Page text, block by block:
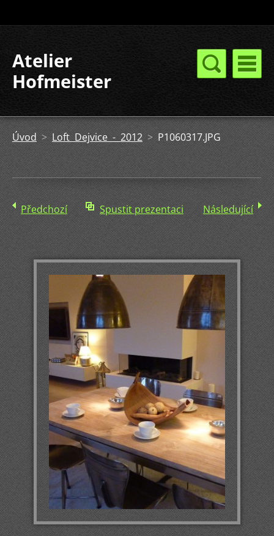
Atelier
Hofmeister
Úvod > Loft Dejvice - 2012 >P1060317.JPG
Předchozí Spustit prezentaci Následující